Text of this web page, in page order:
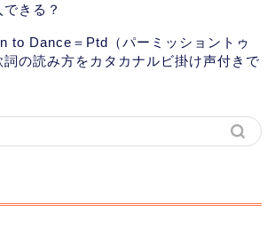
きる？
to Dance＝Ptd（パーミッショントゥ
詞の読み方をカタカナルビ掛け声付きで